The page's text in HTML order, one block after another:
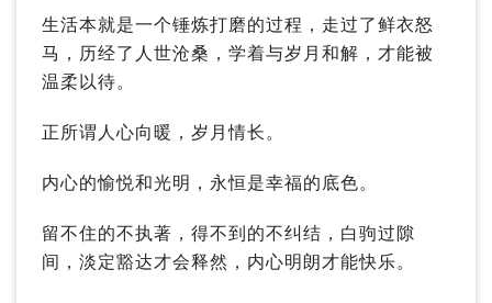
生活本就是一个锤炼打磨的过程，走过了鲜衣怒
马，历经了人世沧桑，学着与岁月和解，才能被
温柔以待。
正所谓人心向暖，岁月情长。
内心的愉悦和光明，永恒是幸福的底色。
留不住的不执著，得不到的不纠结，白驹过隙
间，淡定豁达才会释然，内心明朗才能快乐。